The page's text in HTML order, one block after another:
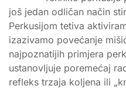
još jedan odličan način
Perkusijom tetiva
izazivamo povećanje
najpoznatijih primjera
ustanovljuje poremećaj
refleks trzaja koljena ili